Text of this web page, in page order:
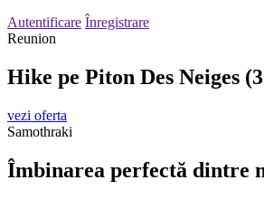
Autentificare Înregistrare
Reunion
Hike pe Piton Des Neiges
vezi oferta
Samothraki
Îmbinarea perfectă dintre